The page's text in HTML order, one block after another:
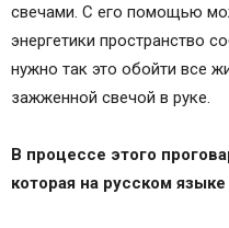
свечами. С его помощью
энергетики пространство
нужно так это обойти все
зажженной свечой в руке.
В процессе этого
которая на русском языке